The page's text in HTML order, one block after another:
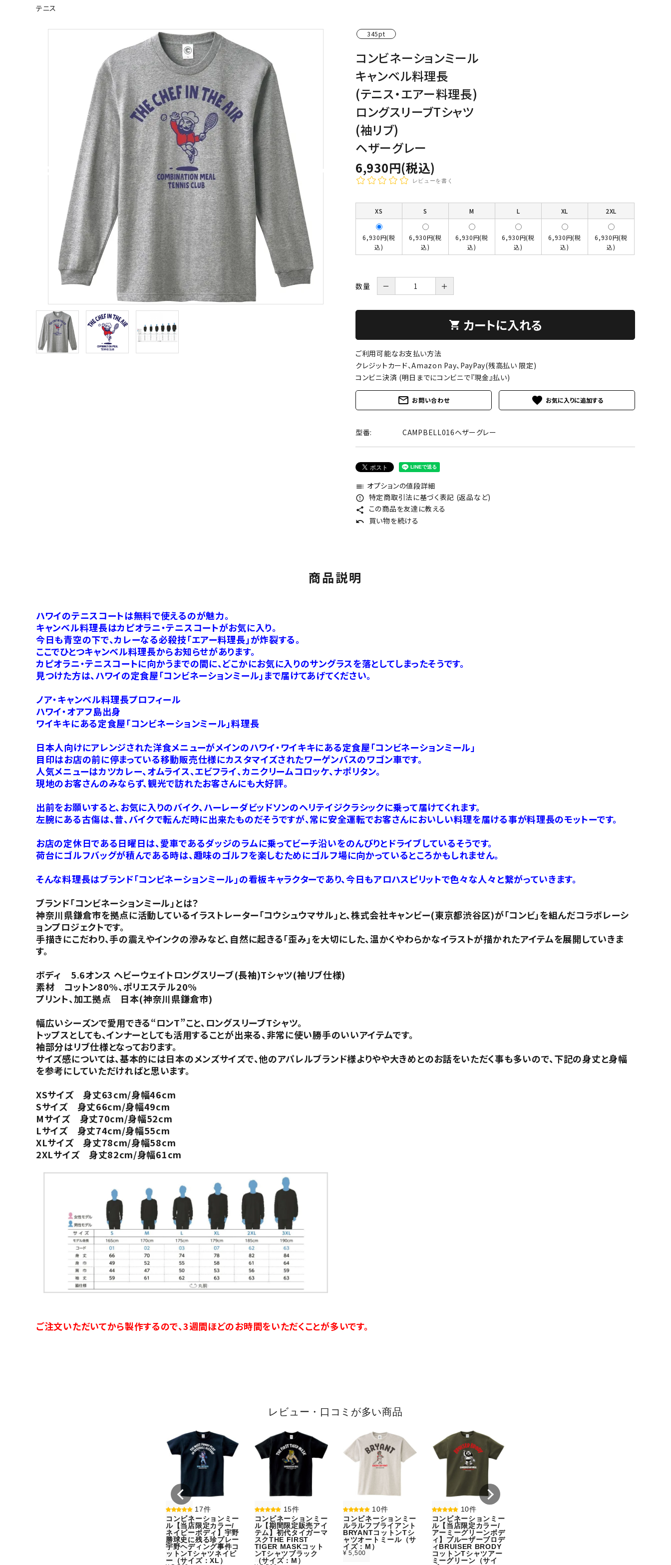
テニス
345pt
コンビネーションミール
キャンベル料理長
(テニス・エアー料理長)
ロングスリーブTシャツ
(袖リブ)
ヘザーグレー
6,930円(税込)
レビューを書く
XS S M L XL 2XL
6,930円(税
込)
6,930円(税
込)
6,930円(税
込)
6,930円(税
込)
6,930円(税
込)
6,930円(税
込)
数量 － ＋
shopping_cart カートに入れる
ご利用可能なお支払い方法
クレジットカード、Amazon Pay、PayPay(残高払い 限定)
コンビニ決済 (明日までにコンビニで『現金』払い)
mail_outline お問い合わせ favorite
型番: CAMPBELL016ヘザーグレー
toc オプションの値段詳細
error_outline 特定商取引法に基づく表記 (返品など)
share この商品を友達に教える
undo 買い物を続ける
商品説明
ハワイのテニスコートは無料で使えるのが魅力。
キャンベル料理長はカピオラニ・テニスコートがお気に入り。
今日も青空の下で、カレーなる必殺技「エアー料理長」が炸裂する。
ここでひとつキャンベル料理長からお知らせがあります。
カピオラニ・テニスコートに向かうまでの間に、どこかにお気に入りのサングラスを落としてしまったそうです。
見つけた方は、ハワイの定食屋「コンビネーションミール」まで届けてあげてください。
ノア・キャンベル料理長プロフィール
ハワイ・オアフ島出身
ワイキキにある定食屋「コンビネーションミール」料理長
日本人向けにアレンジされた洋食メニューがメインのハワイ・ワイキキにある定食屋「コンビネーションミール」
目印はお店の前に停まっている移動販売仕様にカスタマイズされたワーゲンバスのワゴン車です。
人気メニューはカツカレー、オムライス、エビフライ、カニクリームコロッケ、ナポリタン。
現地のお客さんのみならず、観光で訪れたお客さんにも大好評。
出前をお願いすると、お気に入りのバイク、ハーレーダビッドソンのヘリテイジクラシックに乗って届けてくれます。
左腕にある古傷は、昔、バイクで転んだ時に出来たものだそうですが、常に安全運転でお客さんにおいしい料理を届ける事が料理長のモットーです。
お店の定休日である日曜日は、愛車であるダッジのラムに乗ってビーチ沿いをのんびりとドライブしているそうです。
荷台にゴルフバッグが積んである時は、趣味のゴルフを楽しむためにゴルフ場に向かっているところかもしれません。
そんな料理長はブランド「コンビネーションミール」の看板キャラクターであり、今日もアロハスピリットで色々な人々と繋がっていきます。
ブランド「コンビネーションミール」とは？
神奈川県鎌倉市を拠点に活動しているイラストレーター「コウシュウマサル」と、株式会社キャンビー(東京都渋谷区)が「コンビ」を組んだコラボレーシ
ョンプロジェクトです。
手描きにこだわり、手の震えやインクの滲みなど、自然に起きる「歪み」を大切にした、温かくやわらかなイラストが描かれたアイテムを展開していきま
す。
ボディ 5.6オンス ヘビーウェイトロングスリーブ(長袖)Tシャツ(袖リブ仕様)
素材 コットン80%、ポリエステル20%
プリント、加工拠点 日本(神奈川県鎌倉市)
幅広いシーズンで愛用できる“ロンT”こと、ロングスリーブTシャツ。
トップスとしても、インナーとしても活用することが出来る、非常に使い勝手のいいアイテムです。
袖部分はリブ仕様となっております。
サイズ感については、基本的には日本のメンズサイズで、他のアパレルブランド様よりやや大きめとのお話をいただく事も多いので、下記の身丈と身幅
を参考にしていただければと思います。
XSサイズ 身丈63cm/身幅46cm
Sサイズ 身丈66cm/身幅49cm
Mサイズ 身丈70cm/身幅52cm
Lサイズ 身丈74cm/身幅55cm
XLサイズ 身丈78cm/身幅58cm
2XLサイズ 身丈82cm/身幅61cm
ご注文いただいてから製作するので、3週間ほどのお時間をいただくことが多いです。
レビュー・口コミが多い商品
17件
コンビネーションミー
ル【当店限定カラー/
ネイビーボディ】宇野
勝球史に残る珍プレー
宇野ヘディング事件コ
ットンTシャツネイビ
ー（サイズ：XL）
15件
コンビネーションミー
ル【期間限定販売アイ
テム】初代タイガーマ
スクTHE FIRST
TIGER MASKコット
ンTシャツブラック
（サイズ：M）
10件
コンビネーションミー
ルラルフブライアント
BRYANTコットンTシ
ャツオートミール（サ
イズ：M）
¥ 5,500
10件
コンビネーションミー
ル【当店限定カラー/
アーミーグリーンボデ
ィ】ブルーザーブロデ
ィBRUISER BRODY
コットンTシャツアー
ミーグリーン（サイ